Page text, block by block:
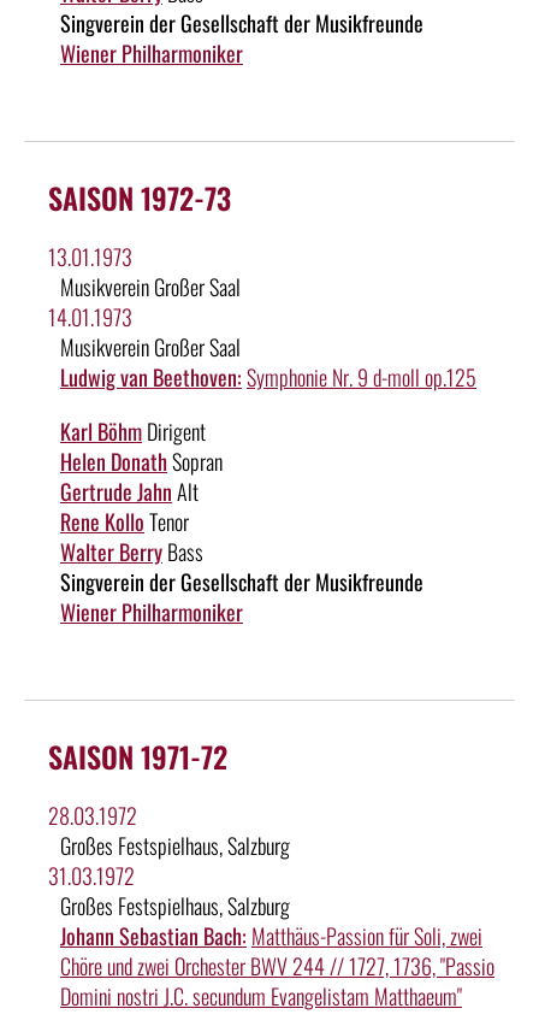
Singverein der Gesellschaft der Musikfreunde
Wiener Philharmoniker
SAISON 1972-73
13.01.1973
Musikverein Großer Saal
14.01.1973
Musikverein Großer Saal
Ludwig van Beethoven:Symphonie Nr. 9 d-moll op.125
Karl BöhmDirigent
Helen DonathSopran
Gertrude JahnAlt
Rene KolloTenor
Walter BerryBass
Singverein der Gesellschaft der Musikfreunde
Wiener Philharmoniker
SAISON 1971-72
28.03.1972
Großes Festspielhaus, Salzburg
31.03.1972
Großes Festspielhaus, Salzburg
Johann Sebastian Bach: Matthäus-Passion für Soli, zwei
Chöre und zwei Orchester BWV 244 // 1727, 1736, "Passio
Domini nostri J.C. secundum Evangelistam Matthaeum"